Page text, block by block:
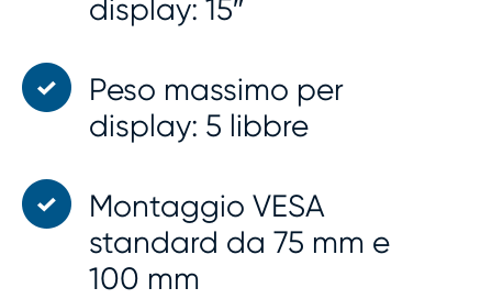
display: 15″
Peso massimo per
display: 5 libbre
Montaggio VESA
standard da 75 mm e
100 mm